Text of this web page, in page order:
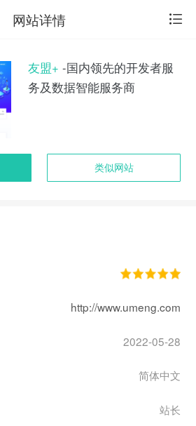
网站详情
友盟+ -国内领先的开发者服
务及数据智能服务商
类似网站
http://www.umeng.com
2022-05-28
简体中文
站长